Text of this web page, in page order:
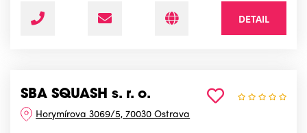
DETAIL
SBA SQUASH s. r. o.
Horymírova 3069/5, 70030 Ostrava